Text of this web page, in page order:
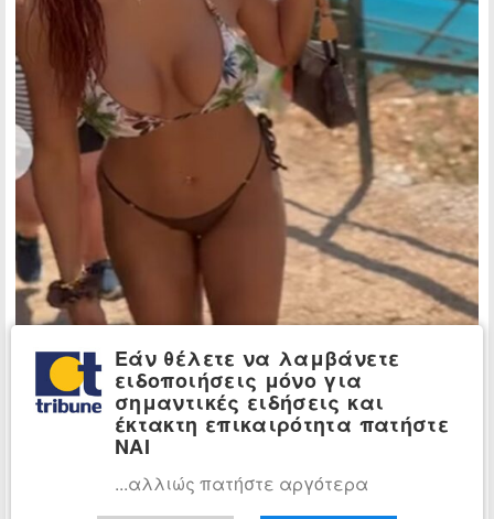
Εάν θέλετε να λαμβάνετε
ειδοποιήσεις μόνο για
σημαντικές ειδήσεις και
έκτακτη επικαιρότητα πατήστε
ΝΑΙ
...αλλιώς πατήστε αργότερα